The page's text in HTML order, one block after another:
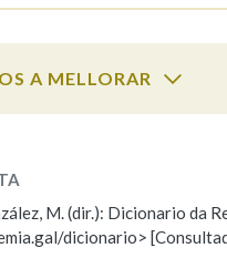
A MELLORAR
UNHA OPCIÓN:
Hai un erro na
M. (dir.): Dicionario da
dicionario>